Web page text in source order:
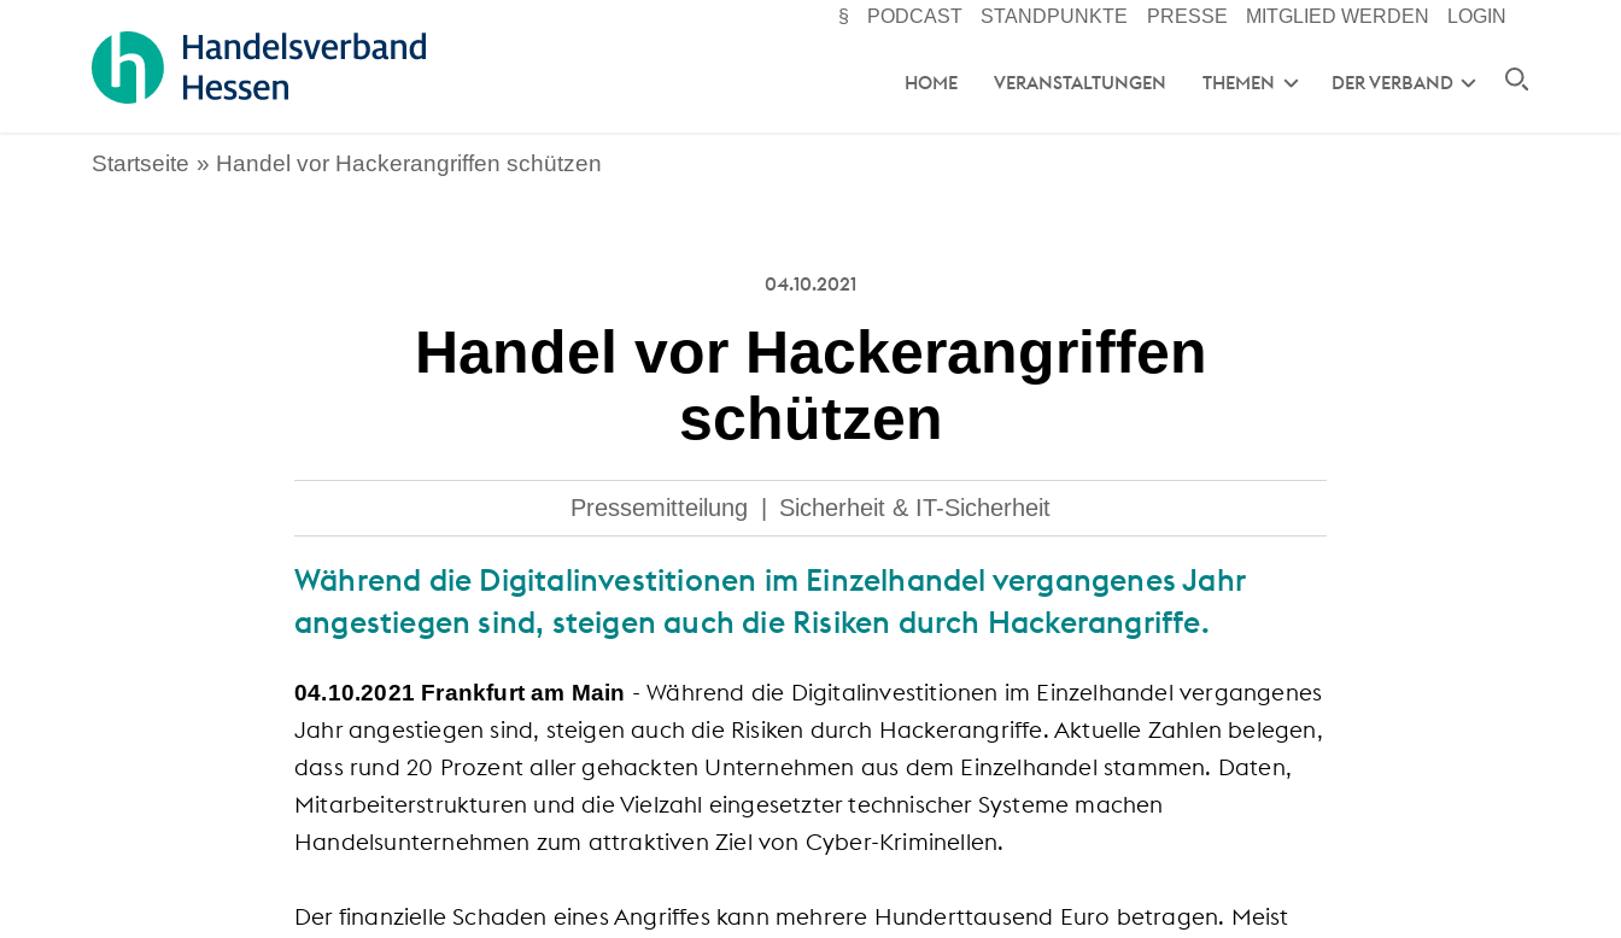
§ PODCAST STANDPUNKTE PRESSE MITGLIED WERDEN LOGIN
HOME VERANSTALTUNGEN THEMEN DER VERBAND
Startseite Handel vor Hackerangriffen schützen
04.10.2021
Handel vor Hackerangriffen
schützen
Pressemitteilung Sicherheit & IT-Sicherheit
Während die Digitalinvestitionen im Einzelhandel vergangenes Jahr
angestiegen sind, steigen auch die Risiken durch Hackerangriffe.
04.10.2021 Frankfurt am Main - Während die Digitalinvestitionen im Einzelhandel vergangenes
Jahr angestiegen sind, steigen auch die Risiken durch Hackerangriffe. Aktuelle Zahlen belegen,
dass rund 20 Prozent aller gehackten Unternehmen aus dem Einzelhandel stammen. Daten,
Mitarbeiterstrukturen und die Vielzahl eingesetzter technischer Systeme machen
Handelsunternehmen zum attraktiven Ziel von Cyber-Kriminellen.
Der finanzielle Schaden eines Angriffes kann mehrere Hunderttausend Euro betragen. Meist